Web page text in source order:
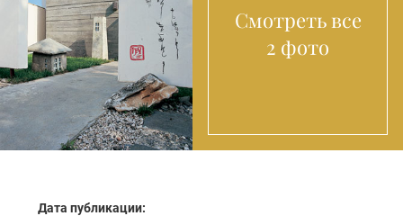
Смотреть все
2 фото
Дата публикации: